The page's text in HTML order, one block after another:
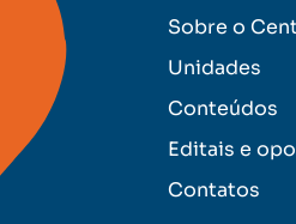
Sobre o
Unidades
Conteúdos
Editais e
Contatos